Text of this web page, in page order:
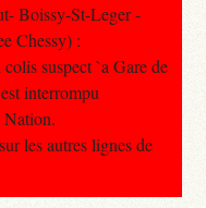
Boissy-St-Leger -
Chessy) :
suspect `a Gare de
interrompu
Nation.
les autres lignes de